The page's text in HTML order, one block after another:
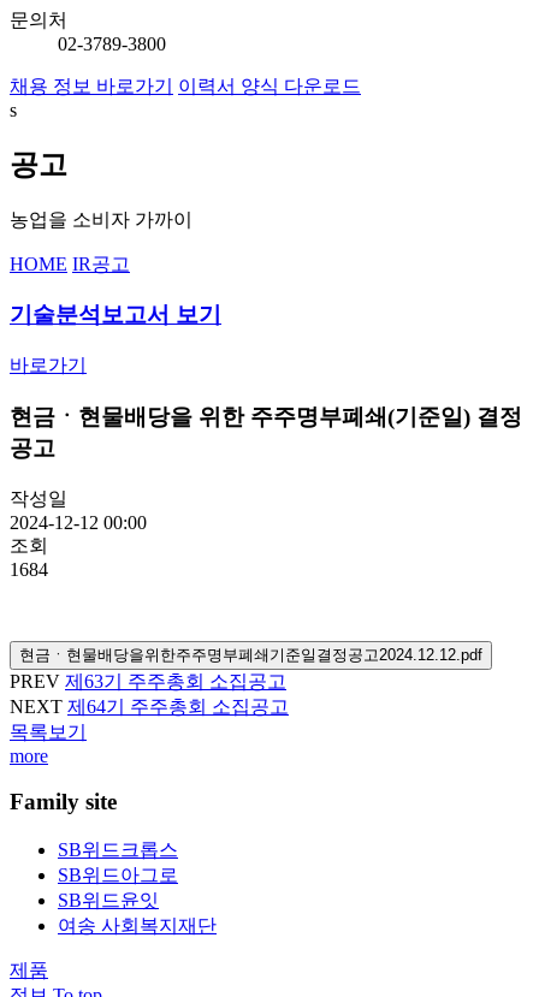
문의처
02-3789-3800
채용 정보 바로가기
이력서 양식 다운로드
s
공고
농업을 소비자 가까이
HOME IR공고
기술분석보고서 보기
바로가기
현금ㆍ현물배당을 위한 주주명부폐쇄(기준일) 결정
공고
작성일
2024-12-12 00:00
조회
1684
현금ㆍ현물배당을위한주주명부폐쇄기준일결정공고2024.12.12.pdf
PREV 제63기 주주총회 소집공고
NEXT 제64기 주주총회 소집공고
목록보기
more
Family site
SB위드크롭스
SB위드아그로
SB위드윤잇
여송 사회복지재단
제품